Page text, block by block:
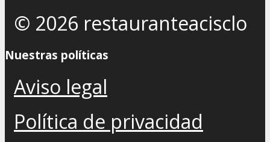
© 2026 restauranteacisclo
Nuestras políticas
Aviso legal
Política de privacidad